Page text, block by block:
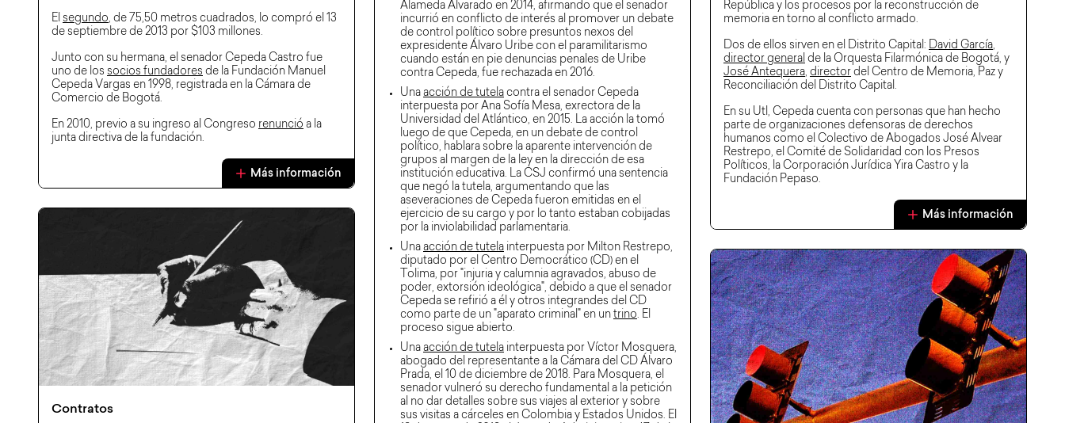
El segundo, de 75,50 metros cuadrados, lo compró el 13
de septiembre de 2013 por $103 millones.
Junto con su hermana, el senador Cepeda Castro fue
uno de los socios fundadores de la Fundación Manuel
Cepeda Vargas en 1998, registrada en la Cámara de
Comercio de Bogotá.
En 2010, previo a su ingreso al Congreso renunció a la
junta directiva de la fundación.
Más información
Contratos
Alameda Alvarado en 2014, afirmando que el senador
incurrió en conflicto de interés al promover un debate
de control político sobre presuntos nexos del
expresidente Álvaro Uribe con el paramilitarismo
cuando están en pie denuncias penales de Uribe
contra Cepeda, fue rechazada en 2016.
Una acción de tutela contra el senador Cepeda
interpuesta por Ana Sofía Mesa, exrectora de la
Universidad del Atlántico, en 2015. La acción la tomó
luego de que Cepeda, en un debate de control
político, hablara sobre la aparente intervención de
grupos al margen de la ley en la dirección de esa
institución educativa. La CSJ confirmó una sentencia
que negó la tutela, argumentando que las
aseveraciones de Cepeda fueron emitidas en el
ejercicio de su cargo y por lo tanto estaban cobijadas
por la inviolabilidad parlamentaria.
Una acción de tutela interpuesta por Milton Restrepo,
diputado por el Centro Democrático (CD) en el
Tolima, por "injuria y calumnia agravados, abuso de
poder, extorsión ideológica", debido a que el senador
Cepeda se refirió a él y otros integrandes del CD
como parte de un "aparato criminal" en un trino. El
proceso sigue abierto.
Una acción de tutela interpuesta por Víctor Mosquera,
abogado del representante a la Cámara del CD Álvaro
Prada, el 10 de diciembre de 2018. Para Mosquera, el
senador vulneró su derecho fundamental a la petición
al no dar detalles sobre sus viajes al exterior y sobre
sus visitas a cárceles en Colombia y Estados Unidos. El
República y los procesos por la reconstrucción de
memoria en torno al conflicto armado.
Dos de ellos sirven en el Distrito Capital: David García,
director general de la Orquesta Filarmónica de Bogotá, y
José Antequera, director del Centro de Memoria, Paz y
Reconciliación del Distrito Capital.
En su Utl, Cepeda cuenta con personas que han hecho
parte de organizaciones defensoras de derechos
humanos como el Colectivo de Abogados José Alvear
Restrepo, el Comité de Solidaridad con los Presos
Políticos, la Corporación Jurídica Yira Castro y la
Fundación Pepaso.
Más información